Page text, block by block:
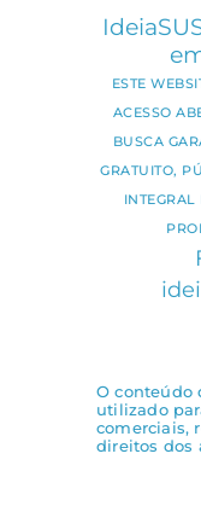
ESTE
ACESSO
BUSCA
GRATUITO,
O conteúdo
utilizado
comerciais,
direitos dos